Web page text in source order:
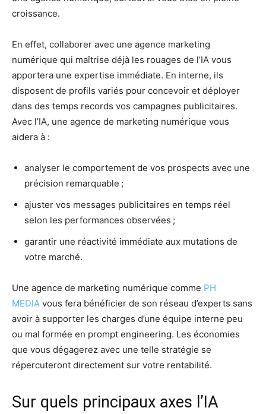
croissance.
En effet, collaborer avec une agence marketing
numérique qui maîtrise déjà les rouages de l’IA vous
apportera une expertise immédiate. En interne, ils
disposent de profils variés pour concevoir et déployer
dans des temps records vos campagnes publicitaires.
Avec l’IA, une agence de marketing numérique vous
aidera à :
analyser le comportement de vos prospects avec une
précision remarquable ;
ajuster vos messages publicitaires en temps réel
selon les performances observées ;
garantir une réactivité immédiate aux mutations de
votre marché.
Une agence de marketing numérique comme PH
MEDIA vous fera bénéficier de son réseau d’experts sans
avoir à supporter les charges d’une équipe interne peu
ou mal formée en prompt engineering. Les économies
que vous dégagerez avec une telle stratégie se
répercuteront directement sur votre rentabilité.
Sur quels principaux axes l’IA